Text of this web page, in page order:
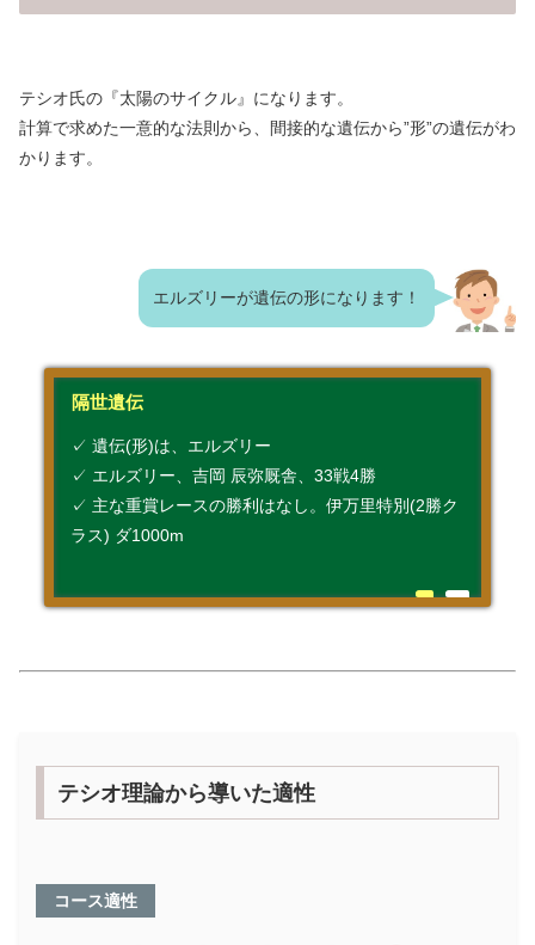
テシオ氏の『太陽のサイクル』になります。
計算で求めた一意的な法則から、間接的な遺伝から”形”の遺伝がわ
かります。
エルズリーが遺伝の形になります！
隔世遺伝
✓ 遺伝(形)は、エルズリー
✓ エルズリー、吉岡 辰弥厩舎、33戦4勝
✓ 主な重賞レースの勝利はなし。伊万里特別(2勝ク
ラス) ダ1000m
テシオ理論から導いた適性
コース適性